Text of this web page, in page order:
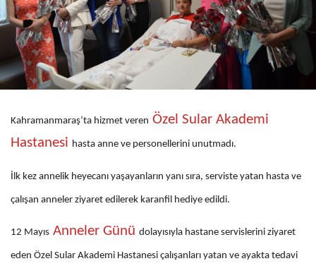
Kahramanmaraş’ta hizmet veren Özel Sular Akademi
Hastanesi hasta anne ve personellerini unutmadı.
İlk kez annelik heyecanı yaşayanların yanı sıra, serviste yatan hasta ve
çalışan anneler ziyaret edilerek karanfil hediye edildi.
12 Mayıs Anneler Günü dolayısıyla hastane servislerini ziyaret
eden Özel Sular Akademi Hastanesi çalışanları yatan ve ayakta tedavi